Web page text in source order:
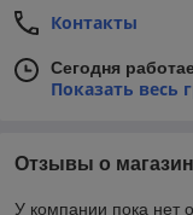
Контакты
Сегодня
Показать весь
Отзывы о
У компании пока нет